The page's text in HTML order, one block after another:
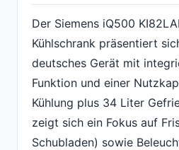
Der Siemens iQ500
Kühlschrank präsentiert
deutsches Gerät mit
Funktion und einer
Kühlung plus 34 Liter
zeigt sich ein Fokus auf
Schubladen) sowie